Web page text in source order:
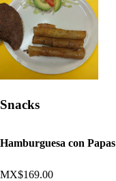
Snacks
Hamburguesa con Papas
MX$169.00